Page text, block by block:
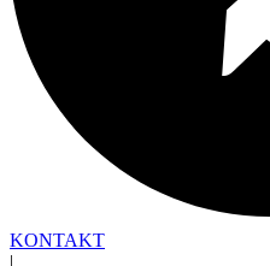
KONTAKT